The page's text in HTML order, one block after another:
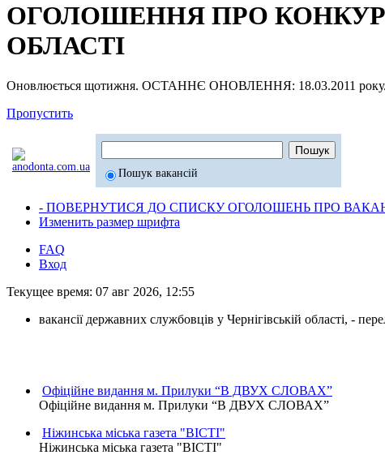
ОГОЛОШЕННЯ ПРО
ОБЛАСТІ
Оновлюється щотижня. ОСТАННЄ ОНОВЛЕННЯ: 18.03.2011 року.
Пропустить
Пошук вакансій
- ПОВЕРНУТИСЯ ДО СПИСКУ ОГОЛОШЕНЬ ПРО
Изменить размер шрифта
FAQ
Вход
Текущее время: 07 авг 2026, 12:55
вакансії державних службовців у Чернігівській області, -
Офіційне видання м. Прилуки “В ДВУХ СЛОВАХ”
Офіційне видання м. Прилуки “В ДВУХ СЛОВАХ”
Ніжинська міська газета "ВІСТІ"
Ніжинська міська газета "ВІСТІ"